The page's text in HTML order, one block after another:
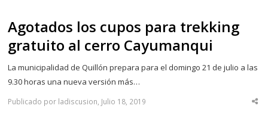
Agotados los cupos para trekking
gratuito al cerro Cayumanqui
La municipalidad de Quillón prepara para el domingo 21 de julio a las
9.30 horas una nueva versión más…
Publicado por ladiscusion, Julio 18, 2019